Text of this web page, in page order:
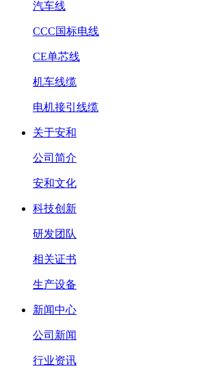
汽车线
CCC国标电线
CE单芯线
机车线缆
电机接引线缆
关于安和
公司简介
安和文化
科技创新
研发团队
相关证书
生产设备
新闻中心
公司新闻
行业资讯